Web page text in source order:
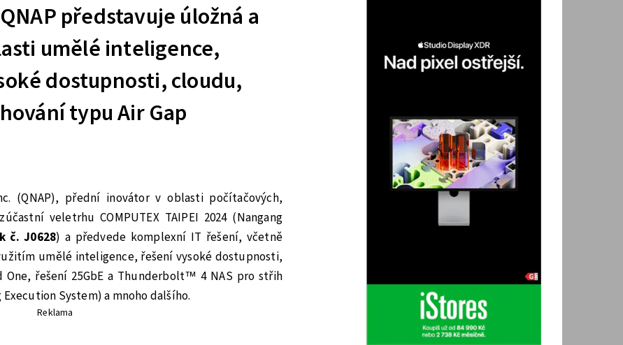
představuje úložná a
umělé inteligence,
dostupnosti, cloudu,
typu Air Gap
(QNAP), přední inovátor v oblasti počítačových,
veletrhu COMPUTEX TAIPEI 2024 (Nangang
č. J0628) a předvede komplexní IT řešení, včetně
umělé inteligence, řešení vysoké dostupnosti,
One, řešení 25GbE a Thunderbolt™ 4 NAS pro střih
System) a mnoho dalšího.
Reklama